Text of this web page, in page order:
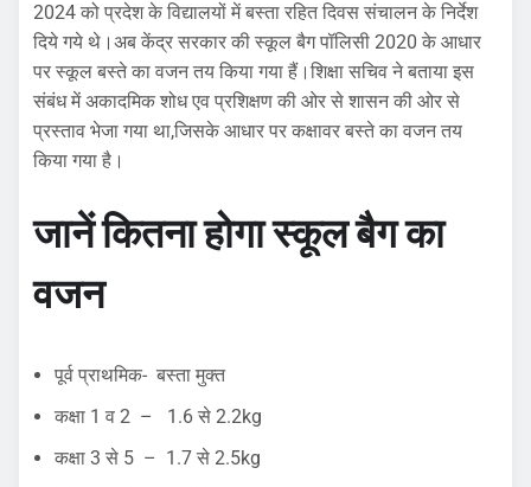
2024 को प्रदेश के विद्यालयों में बस्ता रहित दिवस संचालन के निर्देश
दिये गये थे।अब केंद्र सरकार की स्कूल बैग पॉलिसी 2020 के आधार
पर स्कूल बस्ते का वजन तय किया गया हैं।शिक्षा सचिव ने बताया इस
संबंध में अकादमिक शोध एव प्रशिक्षण की ओर से शासन की ओर से
प्रस्ताव भेजा गया था,जिसके आधार पर कक्षावर बस्ते का वजन तय
किया गया है।
जानें कितना होगा स्कूल बैग का
वजन
पूर्व प्राथमिक- बस्ता मुक्त
कक्षा 1 व 2 – 1.6 से 2.2kg
कक्षा 3 से 5 – 1.7 से 2.5kg